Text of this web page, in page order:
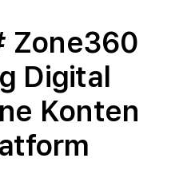
a
Zone360
Digital
Konten